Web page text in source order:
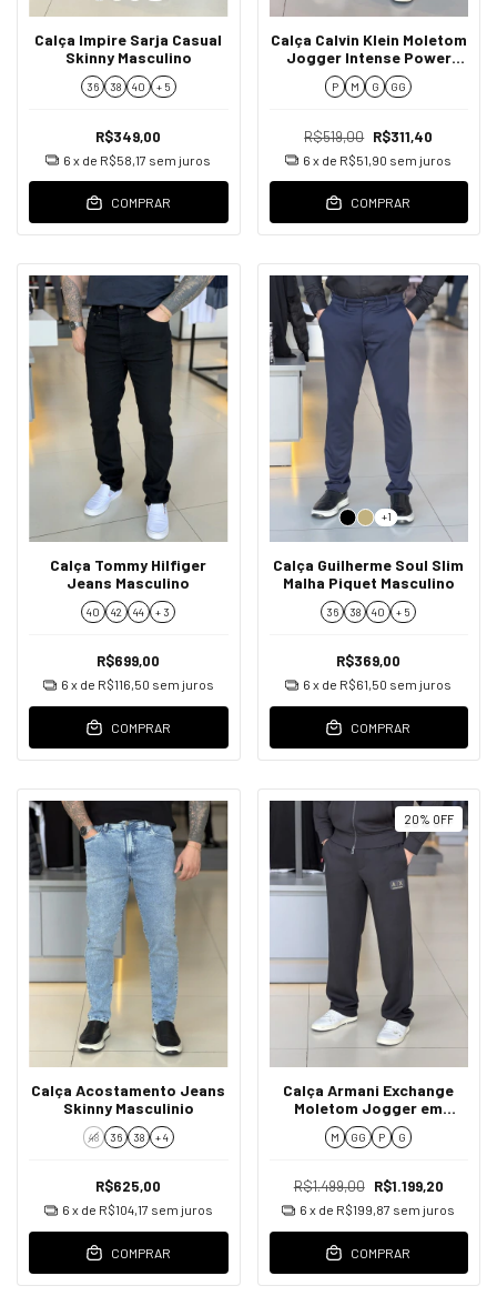
Calça Impire Sarja Casual
Skinny Masculino
36 38 40 + 5
R$349,00
6 x de R$58,17 sem juros
COMPRAR
Calça Calvin Klein Moletom
Jogger Intense Power
Masculino
P M G GG
R$519,00 R$311,40
6 x de R$51,90 sem juros
COMPRAR
Calça Tommy Hilfiger
Jeans Masculino
40 42 44 + 3
R$699,00
6 x de R$116,50 sem juros
COMPRAR
+1
Calça Guilherme Soul Slim
Malha Piquet Masculino
36 38 40 + 5
R$369,00
6 x de R$61,50 sem juros
COMPRAR
Calça Acostamento Jeans
Skinny Masculinio
48 36 38 + 4
R$625,00
6 x de R$104,17 sem juros
COMPRAR
20% OFF
Calça Armani Exchange
Moletom Jogger em
Tecido Tecnológico
Masculino
M GG P G
R$1.499,00 R$1.199,20
6 x de R$199,87 sem juros
COMPRAR